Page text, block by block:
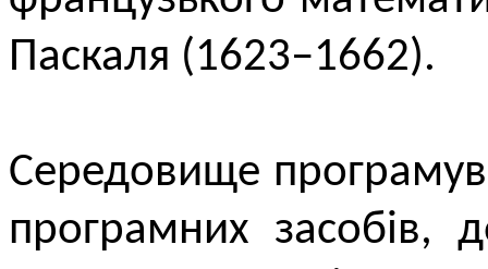
Паскаля (1623–1662).
Середовище
програмних засобів,